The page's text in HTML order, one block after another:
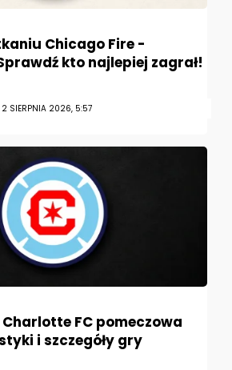
Chicago Fire -
kto najlepiej zagrał!
2 SIERPNIA 2026, 5:57
FC pomeczowa
i szczegóły gry